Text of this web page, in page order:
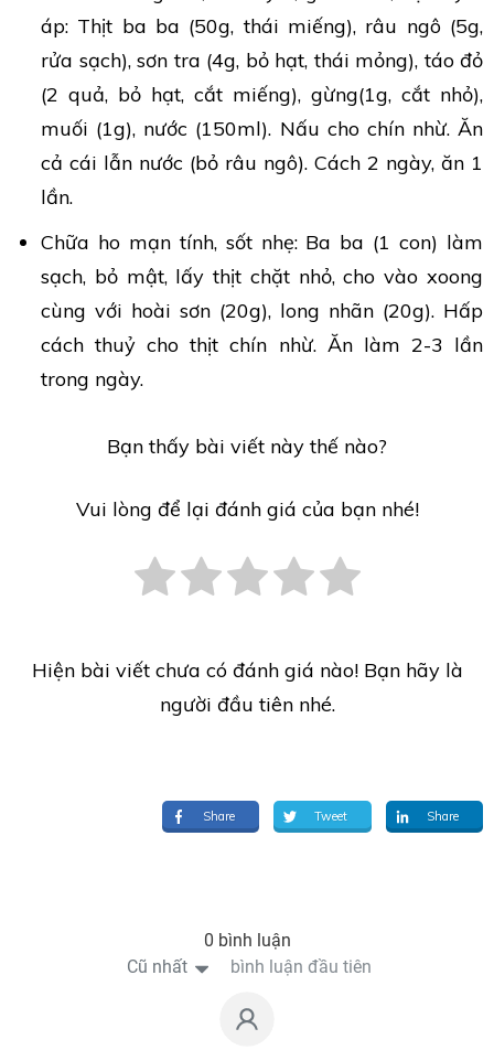
áp: Thịt ba ba (50g, thái miếng), râu ngô (5g,
rửa sạch), sơn tra (4g, bỏ hạt, thái mỏng), táo đỏ
(2 quả, bỏ hạt, cắt miếng), gừng(1g, cắt nhỏ),
muối (1g), nước (150ml). Nấu cho chín nhừ. Ăn
cả cái lẫn nước (bỏ râu ngô). Cách 2 ngày, ăn 1
lần.
Chữa ho mạn tính, sốt nhẹ: Ba ba (1 con) làm
sạch, bỏ mật, lấy thịt chặt nhỏ, cho vào xoong
cùng với hoài sơn (20g), long nhãn (20g). Hấp
cách thuỷ cho thịt chín nhừ. Ăn làm 2-3 lần
trong ngày.
Bạn thấy bài viết này thế nào?
Vui lòng để lại đánh giá của bạn nhé!
Hiện bài viết chưa có đánh giá nào! Bạn hãy là
người đầu tiên nhé.
Share Tweet Share
0 bình luận
Cũ nhất
bình luận đầu tiên